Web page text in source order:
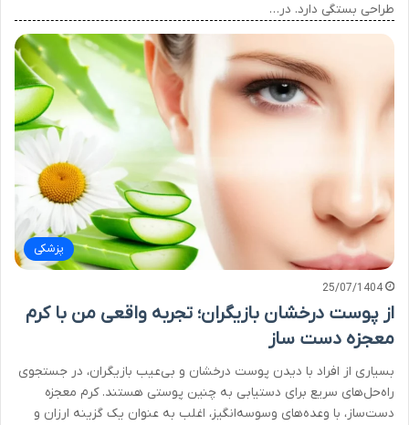
طراحی بستگی دارد. در…
پزشکی
25/07/1404
از پوست درخشان بازیگران؛ تجربه واقعی من با کرم
معجزه دست ساز
بسیاری از افراد با دیدن پوست درخشان و بی‌عیب بازیگران، در جستجوی
راه‌حل‌های سریع برای دستیابی به چنین پوستی هستند. کرم معجزه
دست‌ساز، با وعده‌های وسوسه‌انگیز، اغلب به عنوان یک گزینه ارزان و